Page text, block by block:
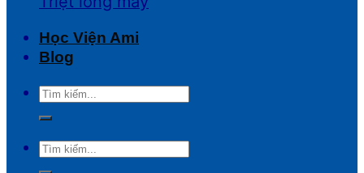
Học Viện Ami
Blog